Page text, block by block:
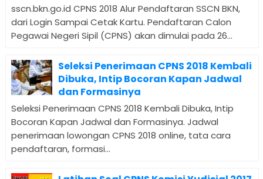
sscn.bkn.go.id CPNS 2018 Alur Pendaftaran SSCN BKN,
dari Login Sampai Cetak Kartu. Pendaftaran Calon
Pegawai Negeri Sipil (CPNS) akan dimulai pada 26...
Seleksi Penerimaan CPNS 2018 Kembali
Dibuka, Intip Bocoran Kapan Jadwal
dan Formasinya
Seleksi Penerimaan CPNS 2018 Kembali Dibuka, Intip
Bocoran Kapan Jadwal dan Formasinya. Jadwal
penerimaan lowongan CPNS 2018 online, tata cara
pendaftaran, formasi...